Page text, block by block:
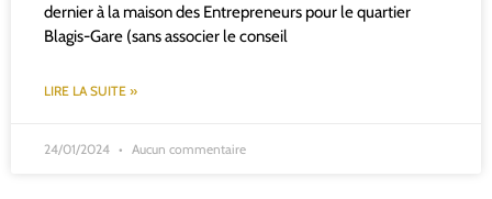
dernier à la maison des Entrepreneurs pour le quartier
Blagis-Gare (sans associer le conseil
LIRE LA SUITE »
24/01/2024 Aucun commentaire